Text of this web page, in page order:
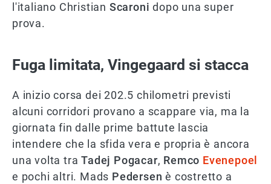
l'italiano Christian Scaroni dopo una super
prova.
Fuga limitata, Vingegaard si stacca
A inizio corsa dei 202.5 chilometri previsti
alcuni corridori provano a scappare via, ma la
giornata fin dalle prime battute lascia
intendere che la sfida vera e propria è ancora
una volta traTadej Pogacar, Remco Evenepoel
e pochi altri. Mads Pedersen è costretto a